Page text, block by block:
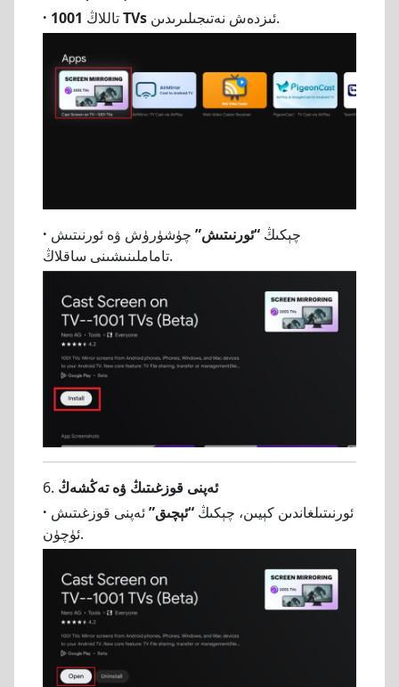
·
تاللاڭ1001 TVs ئىزدەش نەتىجىلىرىدىن.
· چېكىڭ “ئورنىتىش” چۈشۈرۈش ۋە ئورنىتىش
تاماملىنىشىنى ساقلاڭ.
6. ئەپنى قوزغىتىڭ ۋە تەڭشەڭ
·
ئورنىتىلغاندىن كېيىن، چېكىڭ “ئېچىق”ئەپنى قوزغىتىش
ئۈچۈن.